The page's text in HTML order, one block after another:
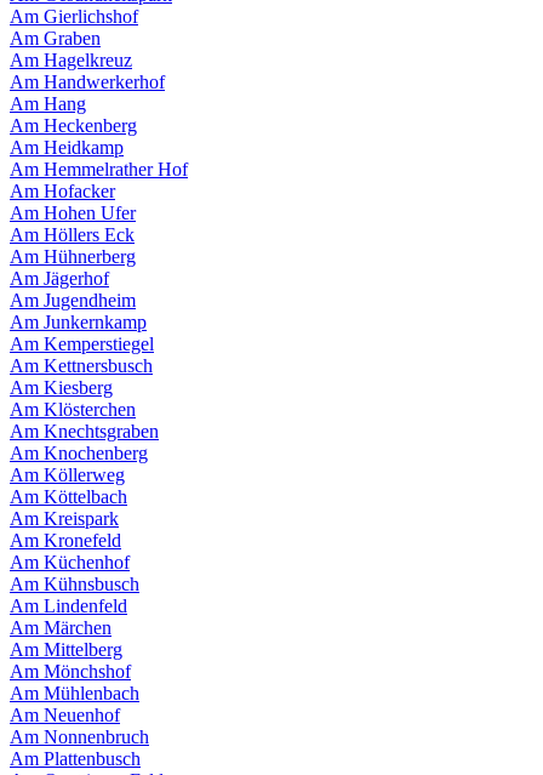
Am Gierlichshof
Am Graben
Am Hagelkreuz
Am Handwerkerhof
Am Hang
Am Heckenberg
Am Heidkamp
Am Hemmelrather Hof
Am Hofacker
Am Hohen Ufer
Am Höllers Eck
Am Hühnerberg
Am Jägerhof
Am Jugendheim
Am Junkernkamp
Am Kemperstiegel
Am Kettnersbusch
Am Kiesberg
Am Klösterchen
Am Knechtsgraben
Am Knochenberg
Am Köllerweg
Am Köttelbach
Am Kreispark
Am Kronefeld
Am Küchenhof
Am Kühnsbusch
Am Lindenfeld
Am Märchen
Am Mittelberg
Am Mönchshof
Am Mühlenbach
Am Neuenhof
Am Nonnenbruch
Am Plattenbusch